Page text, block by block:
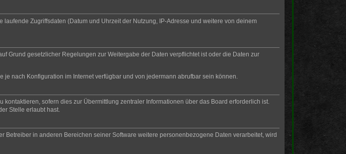
Zugriffsdaten (Datum und Uhrzeit der Nutzung, IP-Adresse und weitere von deinem
Grund gesetzlicher Regelungen zur Weitergabe der Daten verpflichtet ist oder die Daten zur
nach Konfiguration im Internet verfügbar und von jedermann abrufbar sein können.
sofern dies zur Übermittlung zentraler Informationen über das Board erforderlich ist.
Stelle erlaubt hast.
in anderen Bereichen seiner Software weitere personenbezogene Daten verarbeitet, wird